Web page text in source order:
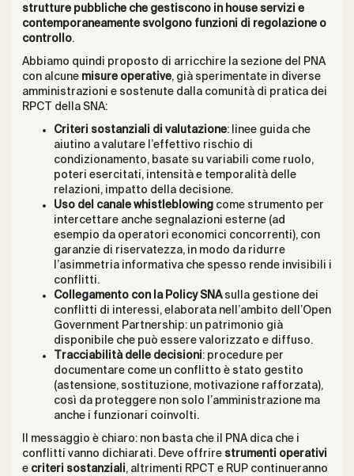
strutture pubbliche che gestiscono in house servizi e
contemporaneamente svolgono funzioni di regolazione o
controllo.
Abbiamo quindi proposto di arricchire la sezione del PNA
con alcune misure operative, già sperimentate in diverse
amministrazioni e sostenute dalla comunità di pratica dei
RPCT della SNA:
Criteri sostanziali di valutazione: linee guida che
aiutino a valutare l’effettivo rischio di
condizionamento, basate su variabili come ruolo,
poteri esercitati, intensità e temporalità delle
relazioni, impatto della decisione.
Uso del canale whistleblowingcome strumento per
intercettare anche segnalazioni esterne (ad
esempio da operatori economici concorrenti), con
garanzie di riservatezza, in modo da ridurre
l’asimmetria informativa che spesso rende invisibili i
conflitti.
Collegamento con la Policy SNAsulla gestione dei
conflitti di interessi, elaborata nell’ambito dell’Open
Government Partnership: un patrimonio già
disponibile che può essere valorizzato e diffuso.
Tracciabilità delle decisioni: procedure per
documentare come un conflitto è stato gestito
(astensione, sostituzione, motivazione rafforzata),
così da proteggere non solo l’amministrazione ma
anche i funzionari coinvolti.
Il messaggio è chiaro: non basta che il PNA dica che i
conflitti vanno dichiarati. Deve offrire strumenti operativi
e criteri sostanziali, altrimenti RPCT e RUP continueranno